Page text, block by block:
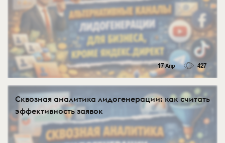
17 Апр 427
Сквозная аналитика лидогенерации: как считать
эффективность заявок